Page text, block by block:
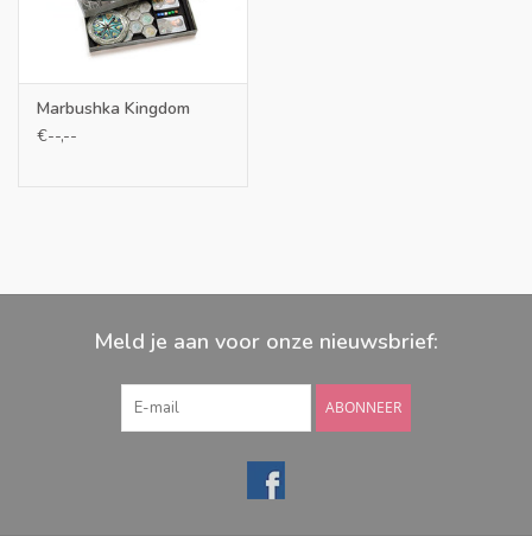
Marbushka Kingdom
€--,--
Meld je aan voor onze nieuwsbrief:
ABONNEER